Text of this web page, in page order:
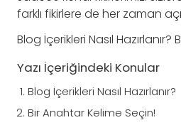
farklı fikirlere de her zaman
Blog İçerikleri Nasıl Hazırlanır?
Yazı İçeriğindeki Konular
Blog İçerikleri Nasıl Hazırlanır?
Bir Anahtar Kelime Seçin!